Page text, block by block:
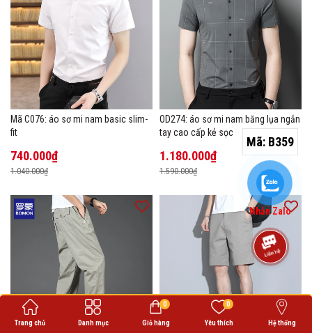
Mã: B359
Mã C076: áo sơ mi nam basic slim-
fit
740.000₫
1.040.000₫
OD274: áo sơ mi nam băng lụa ngắn
tay cao cấp kẻ sọc
1.180.000₫
1.590.000₫
Trang chủ Danh mục Giỏ hàng
0
Yêu thích
0
Hệ thống
Nhắn Zalo